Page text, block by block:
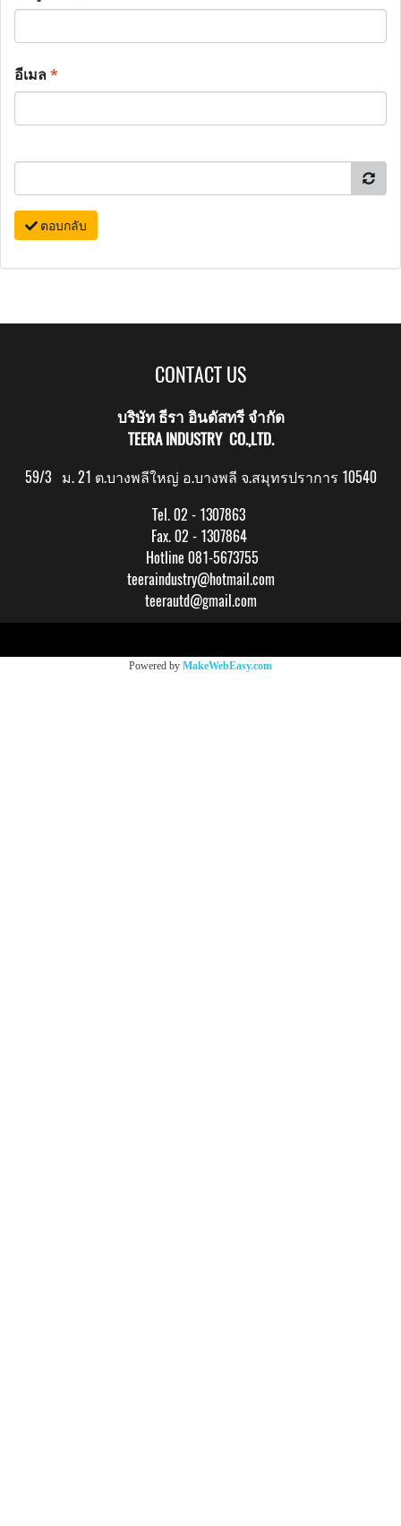
อีเมล*
ตอบกลับ
CONTACT US
บริษัท ธีรา อินดัสทรี จำกัด
TEERA INDUSTRY CO.,LTD.
59/3 ม. 21 ต.บางพลีใหญ่ อ.บางพลี จ.สมุทรปราการ 10540
Tel. 02 - 1307863
Fax. 02 - 1307864
Hotline 081-5673755
teeraindustry@hotmail.com
teerautd@gmail.com
Powered by MakeWebEasy.com